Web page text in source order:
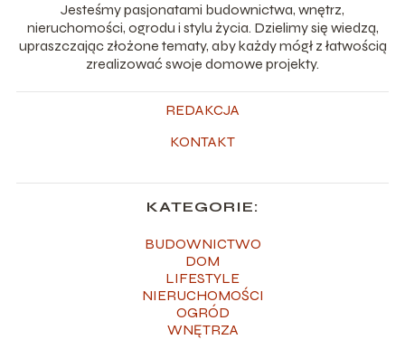
Jesteśmy pasjonatami budownictwa, wnętrz,
nieruchomości, ogrodu i stylu życia. Dzielimy się wiedzą,
upraszczając złożone tematy, aby każdy mógł z łatwością
zrealizować swoje domowe projekty.
REDAKCJA
KONTAKT
KATEGORIE:
BUDOWNICTWO
DOM
LIFESTYLE
NIERUCHOMOŚCI
OGRÓD
WNĘTRZA